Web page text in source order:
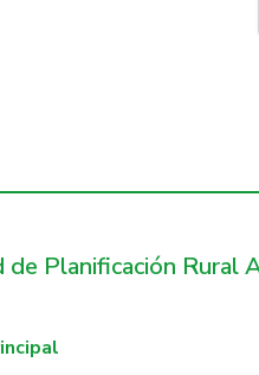
de Planificación Rural